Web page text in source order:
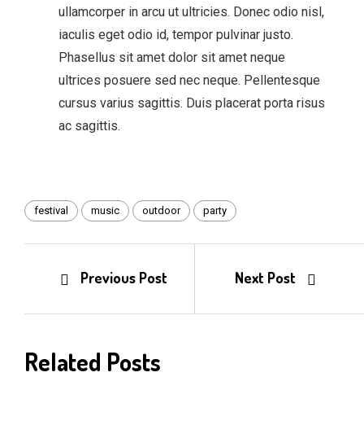
ullamcorper in arcu ut ultricies. Donec odio nisl,
iaculis eget odio id, tempor pulvinar justo.
Phasellus sit amet dolor sit amet neque
ultrices posuere sed nec neque. Pellentesque
cursus varius sagittis. Duis placerat porta risus
ac sagittis.
festival music outdoor party
Previous Post Next Post
Related Posts